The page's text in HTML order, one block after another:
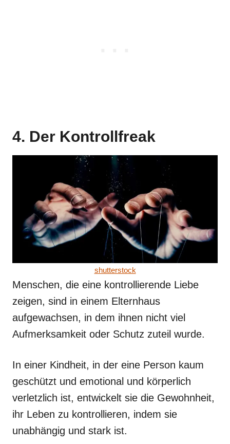
4. Der Kontrollfreak
shutterstock
Menschen, die eine kontrollierende Liebe
zeigen, sind in einem Elternhaus
aufgewachsen, in dem ihnen nicht viel
Aufmerksamkeit oder Schutz zuteil wurde.
In einer Kindheit, in der eine Person kaum
geschützt und emotional und körperlich
verletzlich ist, entwickelt sie die Gewohnheit,
ihr Leben zu kontrollieren, indem sie
unabhängig und stark ist.